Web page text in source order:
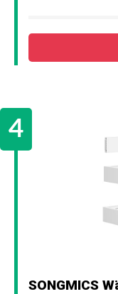
SONGMICS